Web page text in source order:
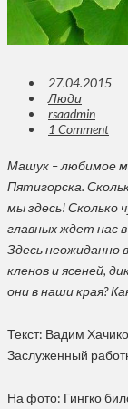
27.04.2015
Люди
rsaadmin
1 Comment
Машук – любимое
Пятигорска.
мы здесь! Сколько
главных ждет нас
Здесь неожиданно
кленов и ясеней,
они в наши края?
Текст: Вадим
Заслуженный
На фото: Гингко